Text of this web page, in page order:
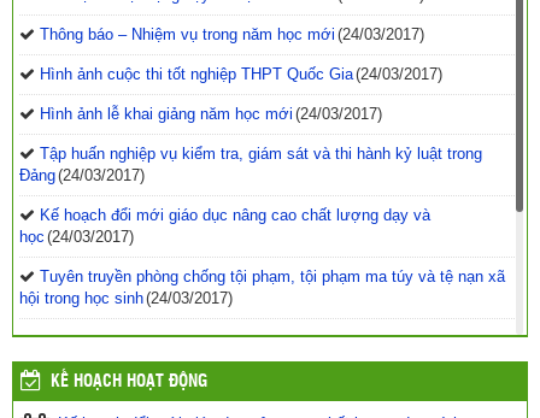
Thông báo – Nhiệm vụ trong năm học mới (24/03/2017)
Hình ảnh cuộc thi tốt nghiệp THPT Quốc Gia(24/03/2017)
Hình ảnh lễ khai giảng năm học mới (24/03/2017)
Tập huấn nghiệp vụ kiểm tra, giám sát và thi hành kỷ luật trong
Đảng(24/03/2017)
Kế hoạch đổi mới giáo dục nâng cao chất lượng dạy và
học (24/03/2017)
Tuyên truyền phòng chống tội phạm, tội phạm ma túy và tệ nạn xã
hội trong học sinh(24/03/2017)
Vinh danh 42 giáo viên tiêu biểu công tác tại vùng biển đảo khó
khăn(24/03/2017)
Tăng cường các biện pháp ngăn chặn bạo lực học
KẾ HOẠCH HOẠT ĐỘNG